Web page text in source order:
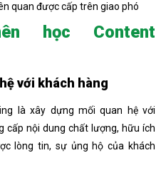
quan được cấp trên giao phó
học Content
với khách hàng
là xây dựng mối quan hệ với
cấp nội dung chất lượng, hữu ích
lòng tin, sự ủng hộ của khách